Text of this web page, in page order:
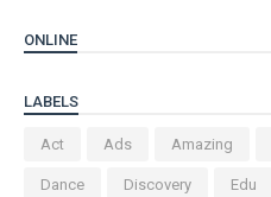
ONLINE
LABELS
Act Ads Amazing
Dance Discovery Edu